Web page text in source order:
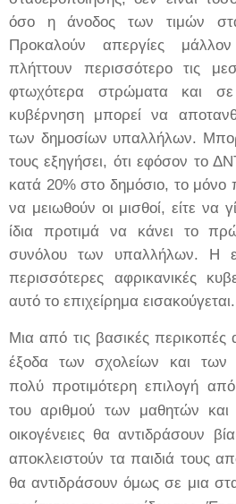
όσο η άνοδος των τιμών
Προκαλούν απεργίες
πλήττουν περισσότερο τις
φτωχότερα στρώματα και
κυβέρνηση μπορεί να
των δημοσίων υπαλλήλων.
τους εξηγήσει, ότιεφόσον το
κατά 20% στο δημόσιο, το μόνο
να μειωθούν οι μισθοί, είτε να
ίδια προτιμά να κάνει το
συνόλου των υπαλλήλων. Η
περισσότερες αφρικανικές
αυτό το επιχείρημα εισακούγεται.
Μια από τις βασικές περικοπές
έξοδα των σχολείων και των
πολύ προτιμότερη επιλογή
του αριθμού των μαθητών
οικογένειες θα αντιδράσουν
αποκλειστούν τα παιδιά τους
θα αντιδράσουν όμως σε μια